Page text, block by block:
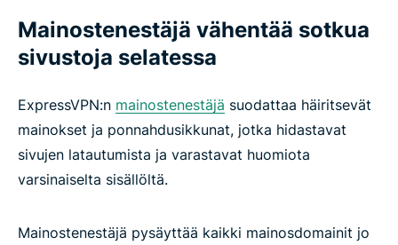
Mainostenestäjä vähentää sotkua
sivustoja selatessa
ExpressVPN:n mainostenestäjä suodattaa häiritsevät
mainokset ja ponnahdusikkunat, jotka hidastavat
sivujen latautumista ja varastavat huomiota
varsinaiselta sisällöltä.
Mainostenestäjä pysäyttää kaikki mainosdomainit jo